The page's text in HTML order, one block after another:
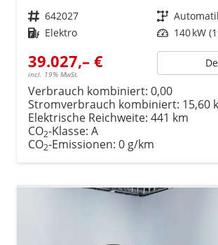
Fahrzeugnr. 642027 Getriebe
Kraftstoff Elektro Leistung 140 kW
39.027,– €
incl. 19% MwSt.
Verbrauch kombiniert: 0,00
Stromverbrauch kombiniert: 15,60
Elektrische Reichweite: 441 km
CO2-Klasse: A
CO2-Emissionen: 0 g/km